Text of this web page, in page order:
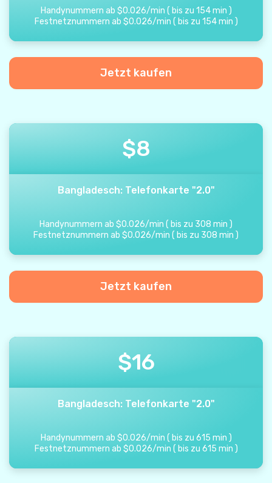
Handynummern ab $0.026/min ( bis zu 154 min )
Festnetznummern ab $0.026/min ( bis zu 154 min )
Jetzt kaufen
$8
Bangladesch: Telefonkarte "2.0"
Handynummern ab $0.026/min ( bis zu 308 min )
Festnetznummern ab $0.026/min ( bis zu 308 min )
Jetzt kaufen
$16
Bangladesch: Telefonkarte "2.0"
Handynummern ab $0.026/min ( bis zu 615 min )
Festnetznummern ab $0.026/min ( bis zu 615 min )